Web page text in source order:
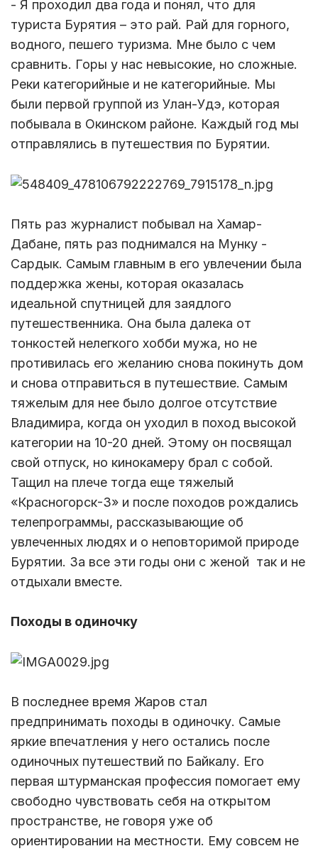
- Я проходил два года и понял, что для
туриста Бурятия – это рай. Рай для горного,
водного, пешего туризма. Мне было с чем
сравнить. Горы у нас невысокие, но сложные.
Реки категорийные и не категорийные. Мы
были первой группой из Улан-Удэ, которая
побывала в Окинском районе. Каждый год мы
отправлялись в путешествия по Бурятии.
Пять раз журналист побывал на Хамар-
Дабане, пять раз поднимался на Мунку -
Сардык. Самым главным в его увлечении была
поддержка жены, которая оказалась
идеальной спутницей для заядлого
путешественника. Она была далека от
тонкостей нелегкого хобби мужа, но не
противилась его желанию снова покинуть дом
и снова отправиться в путешествие. Самым
тяжелым для нее было долгое отсутствие
Владимира, когда он уходил в поход высокой
категории на 10-20 дней. Этому он посвящал
свой отпуск, но кинокамеру брал с собой.
Тащил на плече тогда еще тяжелый
«Красногорск-3» и после походов рождались
телепрограммы, рассказывающие об
увлеченных людях и о неповторимой природе
Бурятии. За все эти годы они с женой так и не
отдыхали вместе.
Походы в одиночку
В последнее время Жаров стал
предпринимать походы в одиночку. Самые
яркие впечатления у него остались после
одиночных путешествий по Байкалу. Его
первая штурманская профессия помогает ему
свободно чувствовать себя на открытом
пространстве, не говоря уже об
ориентировании на местности. Ему совсем не